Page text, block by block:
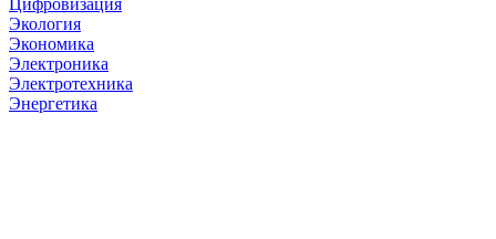
Экология
Экономика
Электроника
Электротехника
Энергетика